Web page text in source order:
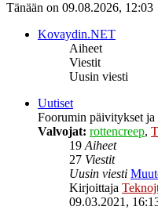
Tänään on 09.08.2026, 12:03
Kovaydin.NET
Aiheet
Viestit
Uusin viesti
Uutiset
Foorumin päivitykset ja
Valvojat: rottencreep,
19Aiheet
27 Viestit
Uusin viesti
Kirjoittaja
09.03.2021,